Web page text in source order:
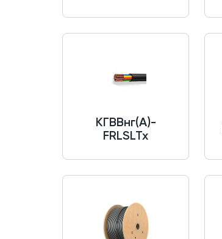
КГВВнг(A)-
FRLSLTx